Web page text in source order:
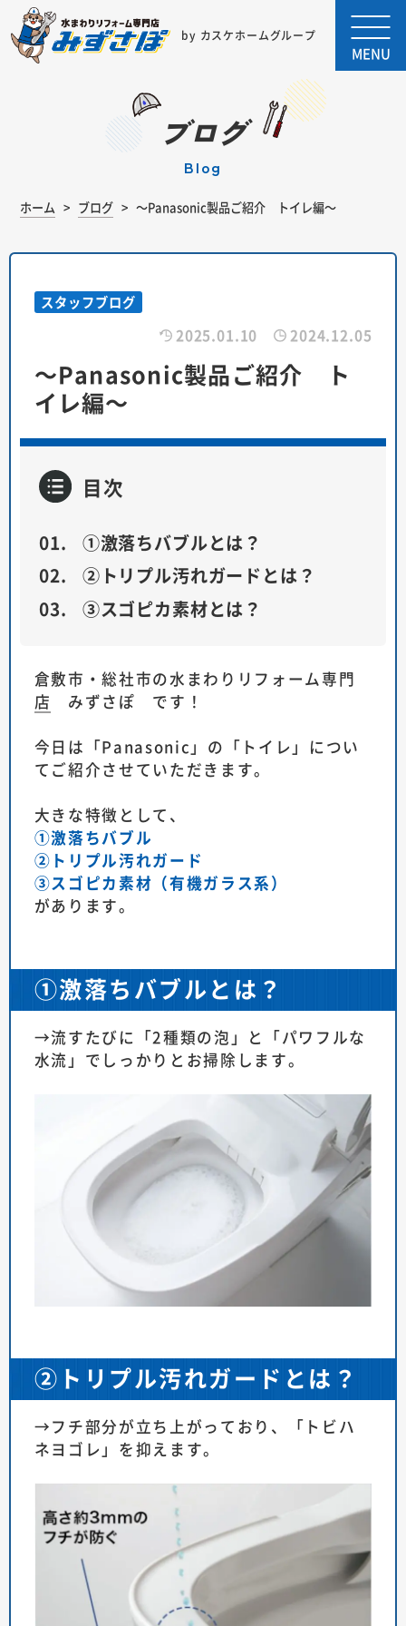
by カスケホームグループ
MENU
ブログ
blog
ホーム ブログ ～Panasonic製品ご紹介 トイレ編～
スタッフブログ
2025.01.10 2024.12.05
～Panasonic製品ご紹介 ト
イレ編～
目次
①激落ちバブルとは？
②トリプル汚れガードとは？
③スゴピカ素材とは？
倉敷市・総社市の水まわりリフォーム専門
店 みずさぽ です！
今日は「Panasonic」の「トイレ」につい
てご紹介させていただきます。
大きな特徴として、
①激落ちバブル
②トリプル汚れガード
③スゴピカ素材（有機ガラス系）
があります。
①激落ちバブルとは？
→流すたびに「2種類の泡」と「パワフルな
水流」でしっかりとお掃除します。
②トリプル汚れガードとは？
→フチ部分が立ち上がっており、「トビハ
ネヨゴレ」を抑えます。